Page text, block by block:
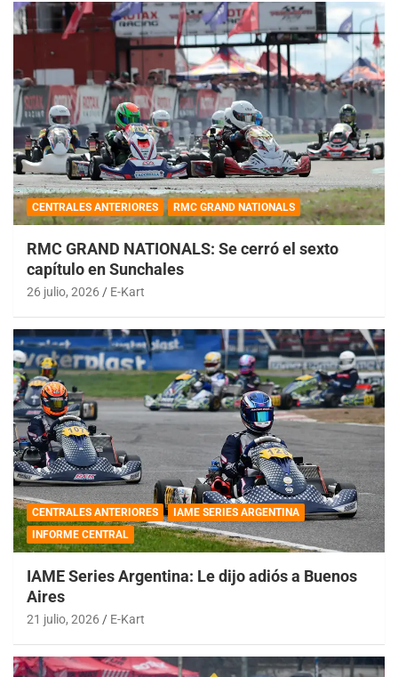
CENTRALES ANTERIORES RMC GRAND NATIONALS
RMC GRAND NATIONALS: Se cerró el sexto
capítulo en Sunchales
26 julio, 2026 E-Kart
CENTRALES ANTERIORES
IAME SERIES ARGENTINA
INFORME CENTRAL
IAME Series Argentina: Le dijo adiós a Buenos
Aires
21 julio, 2026 E-Kart